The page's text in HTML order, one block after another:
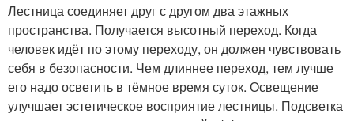
Лестница соединяет друг с другом два этажных
пространства. Получается высотный переход. Когда
человек идёт по этому переходу, он должен чувствовать
себя в безопасности. Чем длиннее переход, тем лучше
его надо осветить в тёмное время суток. Освещение
улучшает эстетическое восприятие лестницы. Подсветка